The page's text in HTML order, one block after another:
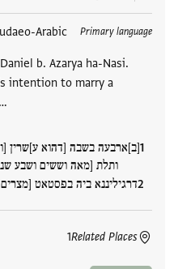
Primary language
Arabic
b. Azarya ha-Nasi.
intention to marry a
[ב]ארבעה בשבה [דהוא ע]שרין
ותלת [מאה וששים ושבע
דרגיליננא ביה בפסטאט
Related Places
1
תגים